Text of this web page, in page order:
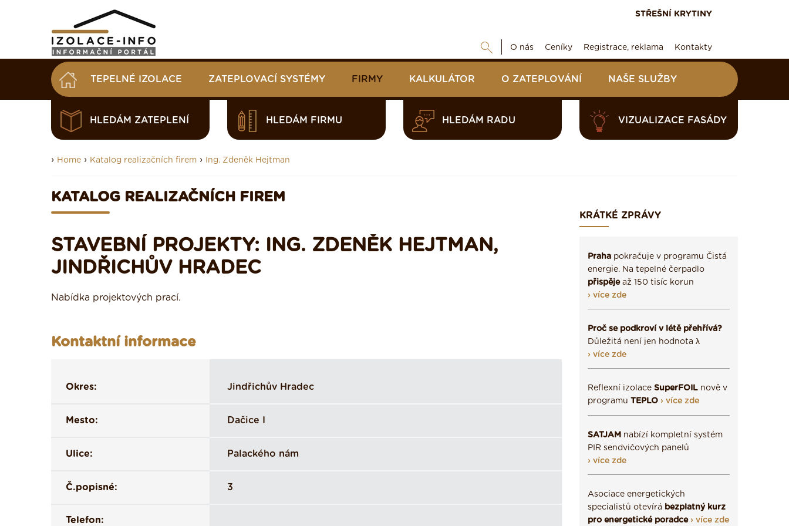
STŘEŠNÍ KRYTINY
O nás Ceníky Registrace, reklama Kontakty
TEPELNÉ IZOLACE ZATEPLOVACÍ SYSTÉMY FIRMY KALKULÁTOR O ZATEPLOVÁNÍ NAŠE SLUŽBY
HLEDÁM ZATEPLENÍ HLEDÁM FIRMU HLEDÁM RADU VIZUALIZACE FASÁDY
› Home › Katalog realizačních firem › Ing. Zdeněk Hejtman
KATALOG REALIZAČNÍCH FIREM
STAVEBNÍ PROJEKTY: ING. ZDENĚK HEJTMAN,
JINDŘICHŮV HRADEC
Nabídka projektových prací.
Kontaktní informace
Okres: Jindřichův Hradec
Mesto: Dačice I
Ulice: Palackého nám
Č.popisné: 3
Telefon:
KRÁTKÉ ZPRÁVY
Praha pokračuje v programu Čistá
energie. Na tepelné čerpadlo
přispějeaž 150 tisíc korun
› více zde
Proč se podkroví v létě přehřívá?
Důležitá není jen hodnota λ
› více zde
Reflexní izolace SuperFOIL nově v
programu TEPLO › více zde
SATJAM nabízí kompletní systém
PIR sendvičových panelů
› více zde
Asociace energetických
specialistů otevírá bezplatný kurz
pro energetické poradce › více zde